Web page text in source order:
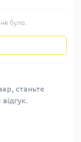
було.
станьте